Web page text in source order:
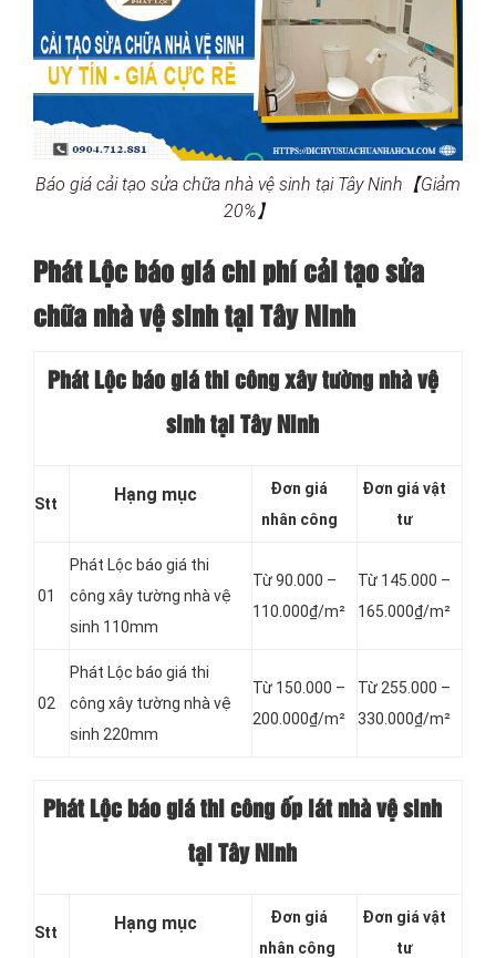
Báo giá cải tạo sửa chữa nhà vệ sinh tại Tây Ninh【Giảm
20%】
Phát Lộc báo giá chi phí cải tạo sửa
chữa nhà vệ sinh tại Tây Ninh
Phát Lộc báo giá thi công xây tường nhà vệ
sinh tại Tây Ninh
Stt Hạng mục
Đơn giá
nhân công
Đơn giá vật
tư
01
Phát Lộc báo giá thi
công xây tường nhà vệ
sinh 110mm
Từ 90.000 –
110.000₫/m²
Từ 145.000 –
165.000₫/m²
02
Phát Lộc báo giá thi
công xây tường nhà vệ
sinh 220mm
Từ 150.000 –
200.000₫/m²
Từ 255.000 –
330.000₫/m²
Phát Lộc báo giá thi công ốp lát nhà vệ sinh
tại Tây Ninh
Stt Hạng mục
Đơn giá
nhân công
Đơn giá vật
tư